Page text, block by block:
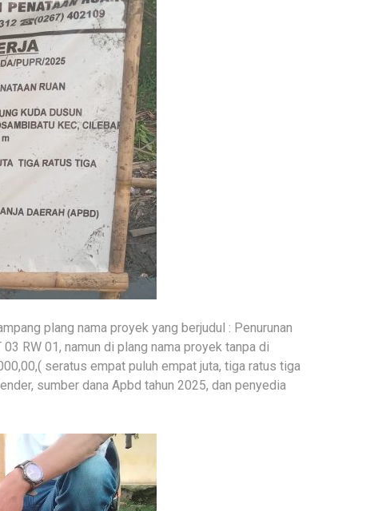
plang nama proyek yang berjudul : Penurunan
RW 01, namun di plang nama proyek tanpa di
seratus empat puluh empat juta, tiga ratus tiga
sumber dana Apbd tahun 2025, dan penyedia